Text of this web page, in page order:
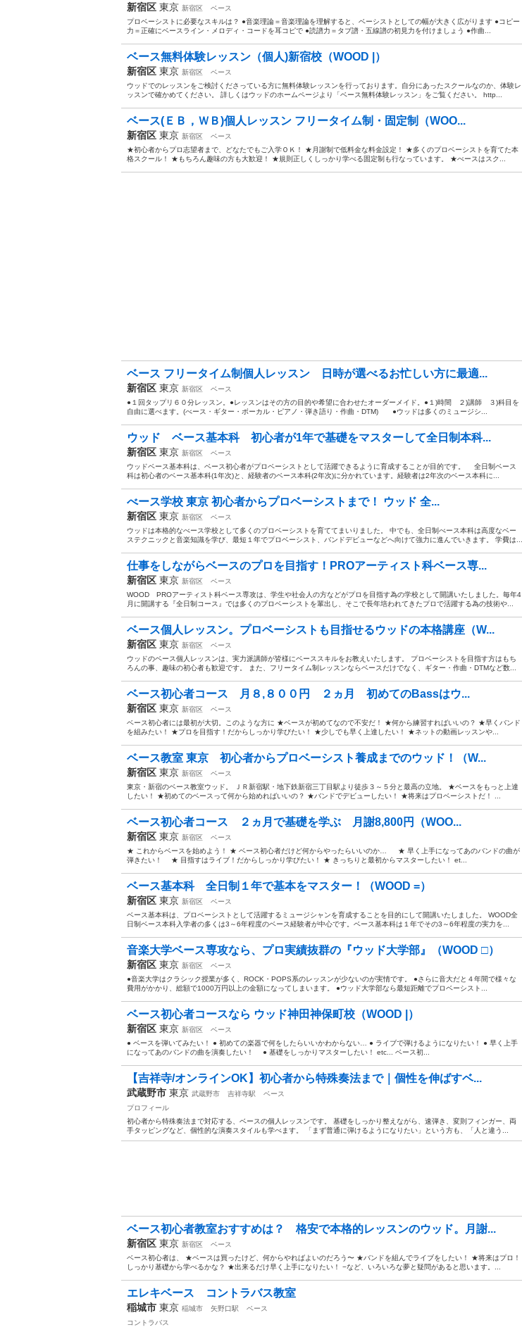
新宿区 東京 新宿区
ベース
プロベーシストに必要なスキルは？ ●音楽理論＝音楽理論を理解すると、ベーシストとしての幅が大きく広がります ●コピー
力＝正確にベースライン・メロディ・コードを耳コピで ●読譜力＝タブ譜・五線譜の初見力を付けましょう ●作曲...
ベース無料体験レッスン（個人)新宿校（WOOD |）
新宿区 東京 新宿区
ベース
ウッドでのレッスンをご検討くださっている方に無料体験レッスンを行っております。自分にあったスクールなのか、体験レ
ッスンで確かめてください。 詳しくはウッドのホームページより「ベース無料体験レッスン」をご覧ください。 http...
ベース(ＥＢ，ＷＢ)個人レッスン フリータイム制・固定制（WOO...
新宿区 東京 新宿区
ベース
★初心者からプロ志望者まで、どなたでもご入学ＯＫ！ ★月謝制で低料金な料金設定！ ★多くのプロベーシストを育てた本
格スクール！ ★もちろん趣味の方も大歓迎！ ★規則正しくしっかり学べる固定制も行なっています。 ★べースはスク...
ベース フリータイム制個人レッスン 日時が選べるお忙しい方に最適...
新宿区 東京 新宿区
ベース
●１回タップリ６０分レッスン。●レッスンはその方の目的や希望に合わせたオーダーメイド。●１)時間 ２)講師 ３)科目を
自由に選べます。(べース・ギター・ボーカル・ピアノ・弾き語り・作曲・DTM) ●ウッドは多くのミュージシ...
ウッド ベース基本科 初心者が1年で基礎をマスターして全日制本科...
新宿区 東京 新宿区
ベース
ウッドベース基本科は、ベース初心者がプロベーシストとして活躍できるように育成することが目的です。 全日制ベース
科は初心者のベース基本科(1年次)と、経験者のベース本科(2年次)に分かれています。経験者は2年次のベース本科に...
べース学校 東京 初心者からプロベーシストまで！ ウッド 全...
新宿区 東京 新宿区
ベース
ウッドは本格的なべース学校として多くのプロベーシストを育ててまいりました。 中でも、全日制べース本科は高度なベー
ステクニックと音楽知識を学び、最短１年でプロベーシスト、バンドデビューなどへ向けて強力に進んでいきます。 学費は...
仕事をしながらベースのプロを目指す！PROアーティスト科ベース専...
新宿区 東京 新宿区
ベース
WOOD PROアーティスト科ベース専攻は、学生や社会人の方などがプロを目指す為の学校として開講いたしました。毎年4
月に開講する『全日制コース』では多くのプロベーシストを輩出し、そこで長年培われてきたプロで活躍する為の技術や...
ベース個人レッスン。プロベーシストも目指せるウッドの本格講座（W...
新宿区 東京 新宿区
ベース
ウッドのベース個人レッスンは、実力派講師が皆様にベーススキルをお教えいたします。 プロベーシストを目指す方はもち
ろんの事、趣味の初心者も歓迎です。 また、フリータイム制レッスンならベースだけでなく、ギター・作曲・DTMなど数...
ベース初心者コース 月８,８００円 ２ヵ月 初めてのBassはウ...
新宿区 東京 新宿区
ベース
ベース初心者には最初が大切。このような方に ★ベースが初めてなので不安だ！ ★何から練習すればいいの？ ★早くバンド
を組みたい！ ★プロを目指す！だからしっかり学びたい！ ★少しでも早く上達したい！ ★ネットの動画レッスンや...
ベース教室 東京 初心者からプロベーシスト養成までのウッド！（W...
新宿区 東京 新宿区
ベース
東京・新宿のベース教室ウッド。 ＪＲ新宿駅・地下鉄新宿三丁目駅より徒歩３～５分と最高の立地。 ★ベースをもっと上達
したい！ ★初めてのベースって何から始めればいいの？ ★バンドでデビューしたい！ ★将来はプロベーシストだ！ ...
ベース初心者コース ２ヵ月で基礎を学ぶ 月謝8,800円（WOO...
新宿区 東京 新宿区
ベース
★ これからベースを始めよう！ ★ ベース初心者だけど何からやったらいいのか… ★ 早く上手になってあのバンドの曲が
弾きたい！ ★ 目指すはライブ！だからしっかり学びたい！ ★ きっちりと最初からマスターしたい！ et...
ベース基本科 全日制１年で基本をマスター！（WOOD =）
新宿区 東京 新宿区
ベース
ベース基本科は、プロベーシストとして活躍するミュージシャンを育成することを目的にして開講いたしました。 WOOD全
日制ベース本科入学者の多くは3～6年程度のベース経験者が中心です。ベース基本科は１年でその3～6年程度の実力を...
音楽大学ベース専攻なら、プロ実績抜群の『ウッド大学部』（WOOD □）
新宿区 東京 新宿区
ベース
●音楽大学はクラシック授業が多く、ROCK・POPS系のレッスンが少ないのが実情です。 ●さらに音大だと４年間で様々な
費用がかかり、総額で1000万円以上の金額になってしまいます。 ●ウッド大学部なら最短距離でプロベーシスト...
ベース初心者コースなら ウッド神田神保町校（WOOD |）
新宿区 東京 新宿区
ベース
● ベースを弾いてみたい！ ● 初めての楽器で何をしたらいいかわからない… ● ライブで弾けるようになりたい！ ● 早く上手
になってあのバンドの曲を演奏したい！ ● 基礎をしっかりマスターしたい！ etc... ベース初...
【吉祥寺/オンラインOK】初心者から特殊奏法まで｜個性を伸ばすベ...
武蔵野市 東京 武蔵野市 吉祥寺駅
ベース
プロフィール
初心者から特殊奏法まで対応する、ベースの個人レッスンです。 基礎をしっかり整えながら、速弾き、変則フィンガー、両
手タッピングなど、個性的な演奏スタイルも学べます。 「まず普通に弾けるようになりたい」という方も、「人と違う...
ベース初心者教室おすすめは？ 格安で本格的レッスンのウッド。月謝...
新宿区 東京 新宿区
ベース
ベース初心者は、 ★ベースは買ったけど、何からやればよいのだろう〜 ★バンドを組んでライブをしたい！ ★将来はプロ！
しっかり基礎から学べるかな？ ★出来るだけ早く上手になりたい！ −など、いろいろな夢と疑問があると思います。...
エレキベース コントラバス教室
稲城市 東京 稲城市 矢野口駅
ベース
コントラバス